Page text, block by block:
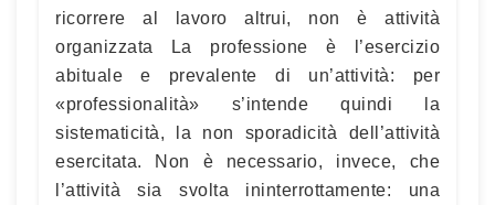
ricorrere al lavoro altrui, non è attività
organizzata La professione è l’esercizio
abituale e prevalente di un’attività: per
«professionalità» s’intende quindi la
sistematicità, la non sporadicità dell’attività
esercitata. Non è necessario, invece, che
l’attività sia svolta ininterrottamente: una